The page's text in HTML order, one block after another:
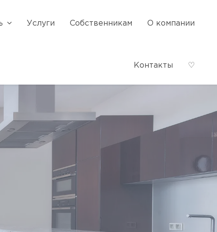
Услуги Собственникам О компании
Контакты ♡